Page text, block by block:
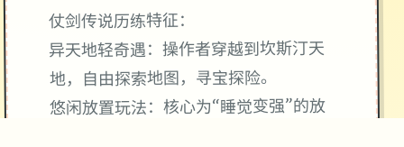
仗剑传说历练特征：
异天地轻奇遇：操作者穿越到坎斯汀天
地，自由探索地图，寻宝探险。
悠闲放置玩法：核心为“睡觉变强”的放